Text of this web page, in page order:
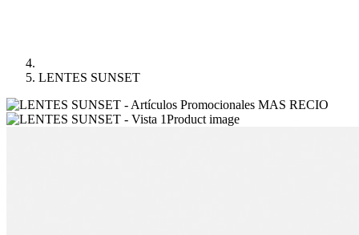
LENTES SUNSET
Product image